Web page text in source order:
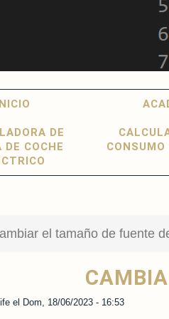
DE
DE COCHE
el tamaño de fuente
el Dom, 18/06/2023 - 16:53